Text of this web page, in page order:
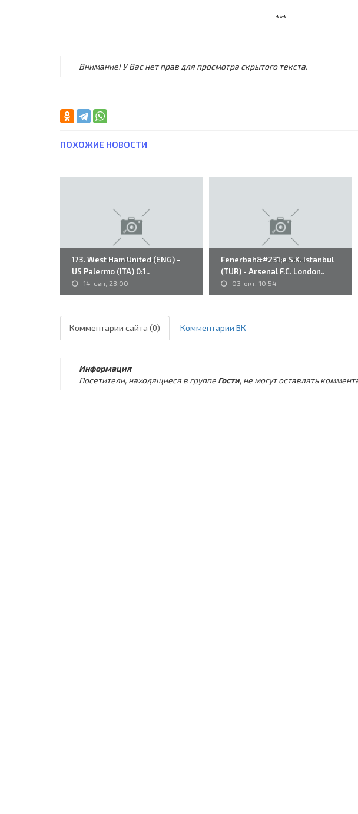
***
Внимание! У Вас нет прав для просмотра скрытого текста.
ПОХОЖИЕ НОВОСТИ
173. West Ham United (ENG) -
US Palermo (ITA) 0:1..
14-сен, 23:00
Fenerbah&#231;e S.K. Istanbul
(TUR) - Arsenal F.C. London..
03-окт, 10:54
Комментарии сайта (0) Комментарии ВК
Информация
Посетители, находящиеся в группе Гости, не могут оставлять